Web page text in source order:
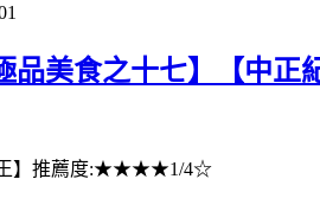
品美食之十七】【中正
王】推薦度:★★★★1/4☆